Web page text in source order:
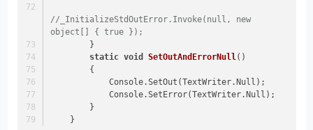
//_InitializeStdOutError.Invoke(null, new
object[] { true });
        }
static void SetOutAndErrorNull()
        {
            Console.SetOut(TextWriter.Null);
            Console.SetError(TextWriter.Null);
        }
    }